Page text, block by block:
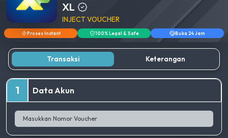
XL
INJECT VOUCHER
Proses Instant 100% Legal & Safe Buka 24 Jam
Transaksi Keterangan
1 Data Akun